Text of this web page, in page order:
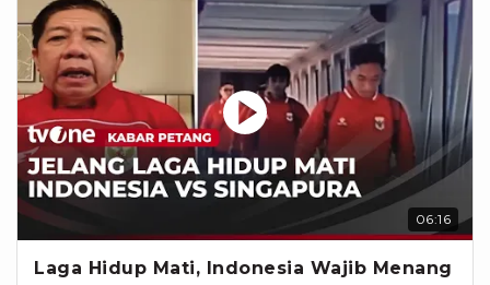
06:16
Laga Hidup Mati, Indonesia Wajib Menang